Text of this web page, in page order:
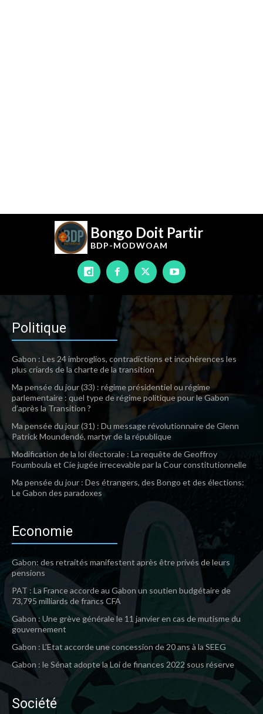
Bongo Doit Partir
BDP-MODWOAM
Politique
Gabon : Les 24 imbroglios, contradictions et incohérences les
plus criards de la charte de la transition
Ma pensée du jour (33) : régime présidentiel ou régime
parlementaire : quel type de régime politique pour le Gabon
d’après la Transition ?
Ma pensée du jour (31) : Du message révolutionnaire de Glenn
Patrick Moundendé, martyr de la république
Modification de la loi électorale : La requête de Geoffroy
Foumboula et Cie jugée irrecevable par la Cour constitutionnelle
Ma pensée du jour : Des étrangers, des Bongo et des élections:
Le Gabon des paradoxes
Economie
Gabon: des retraités manifestent après être privés de leurs
pensions
PAT : La France accorde au Gabon un soutien budgétaire de
73,795 milliards de francs CFA
Gabon : Une grève générale le 11 janvier en cas de mutisme du
gouvernement
Gabon : L’Etat accorde une concession de 20 ans à la SEEG
Gabon : le Sénat adopte la Loi de finances 2022 sous réserve
Société